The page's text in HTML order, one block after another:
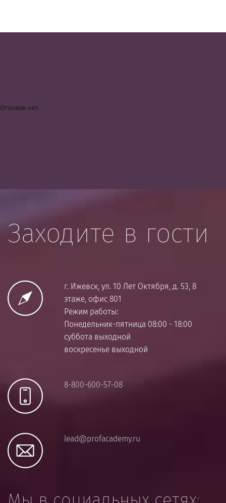
Отзывов нет
Заходите в гости
г. Ижевск, ул. 10 Лет Октября, д. 53, 8
этаже, офис 801
Режим работы:
Понедельник-пятница 08:00 - 18:00
суббота выходной
воскресенье выходной
8-800-600-57-08
lead@profacademy.ru